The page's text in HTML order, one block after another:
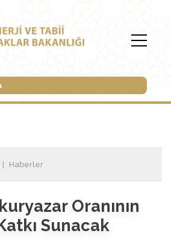
Haberler
Oranının
Sunacak